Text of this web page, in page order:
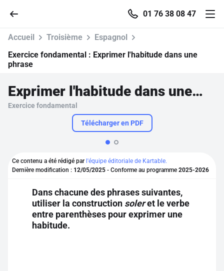
01 76 38 08 47
Parcourir
Se connecter
S'inscrire gratuitement
Pour profiter de 10 contenus offerts.
Accueil Troisième
Espagnol
Exercice fondamental : Exprimer l'habitude dans une
phrase
Exprimer l'habitude dans une phrase
Exercice fondamental
Télécharger en PDF
Ce contenu a été rédigé par l'équipe éditoriale de Kartable.
Dernière modification : 12/05/2025 - Conforme au programme 2025-2026
Dans chacune des phrases suivantes,
utiliser la construction soleret le verbe
entre parenthèses pour exprimer une
habitude.